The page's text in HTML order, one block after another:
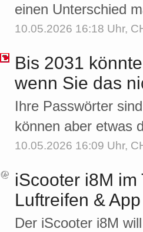
einen Unterschied
10.05.2026 16:18 Uhr,
Bis 2031
wenn Sie das
Ihre Passwörter
können aber etwas
10.05.2026 16:09 Uhr,
iScooter i8M im
Luftreifen &
Der iScooter i8M